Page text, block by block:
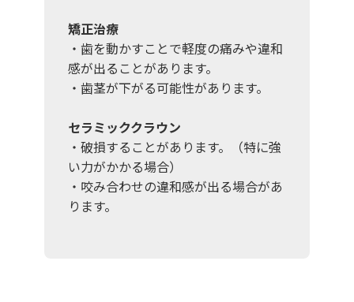
矯正治療
・歯を動かすことで軽度の痛みや違和
感が出ることがあります。
・歯茎が下がる可能性があります。
セラミッククラウン
・破損することがあります。（特に強
い力がかかる場合）
・咬み合わせの違和感が出る場合があ
ります。